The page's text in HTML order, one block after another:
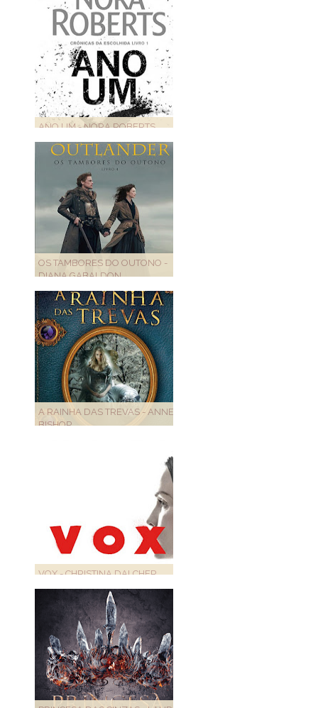
ANO UM - NORA ROBERTS
OS TAMBORES DO OUTONO -
DIANA GABALDON
A RAINHA DAS TREVAS - ANNE
BISHOP
VOX - CHRISTINA DALCHER